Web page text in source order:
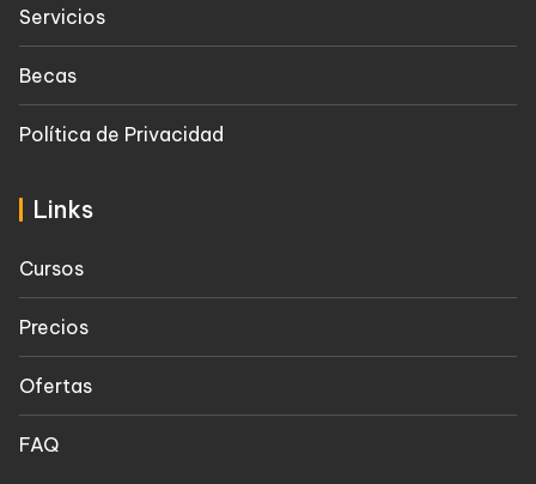
Servicios
Becas
Política de Privacidad
Links
Cursos
Precios
Ofertas
FAQ